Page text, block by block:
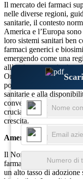
Il mercato dei farmaci
nelle diverse regioni,
sanitarie, il contesto
America e l’Europa
loro sistemi sanitari ben
farmaci generici e
emergendo come una
all’assistenza sanitaria
Oriente e l’Africa, pur
potenziale di crescita
sanitarie e alla
convenienti. Le
cruciali per
crescita.
America del Nord
Il Nord America
farmaci supergenerici.
un alto tasso di